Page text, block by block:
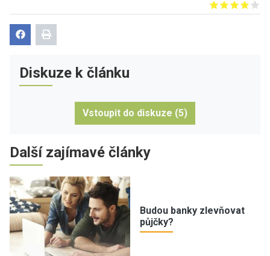
Give it 1/5
Give it 2/5
Give it 3/5
Give it 4/5
Give it 5/5
Diskuze k článku
Vstoupit do diskuze (5)
Další zajímavé články
Budou banky zlevňovat
půjčky?